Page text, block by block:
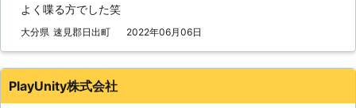
株式会社S&Sは365日24時間対応して
います。 深夜や祝日、元旦などの時
間帯に車のバッテリーが切れてしまっ
ができるので、お客様の「目的地に行
を何度も反復すると、作業内容を覚え
よく喋る方でした笑
大分県 速見郡日出町 2022年06月06日
PlayUnity株式会社